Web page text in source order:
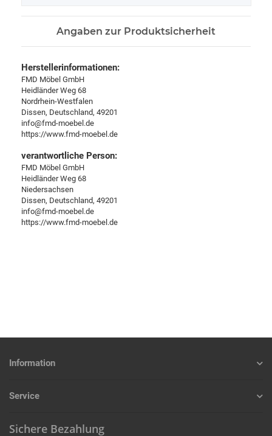
Angaben zur Produktsicherheit
Herstellerinformationen:
FMD Möbel GmbH
Heidländer Weg 68
Nordrhein-Westfalen
Dissen, Deutschland, 49201
info@fmd-moebel.de
https://www.fmd-moebel.de
verantwortliche Person:
FMD Möbel GmbH
Heidländer Weg 68
Niedersachsen
Dissen, Deutschland, 49201
info@fmd-moebel.de
https://www.fmd-moebel.de
Information
Service
Sichere Bezahlung